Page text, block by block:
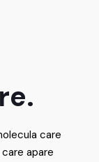
care
apare